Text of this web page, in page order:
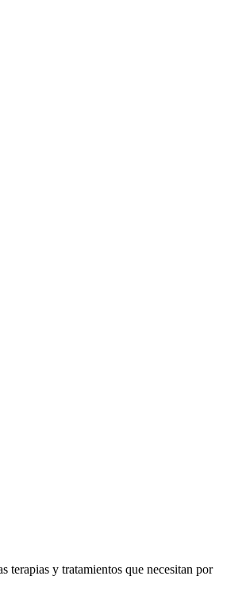
terapias y tratamientos que necesitan por